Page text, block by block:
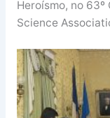
Heroísmo, no 63º
Science